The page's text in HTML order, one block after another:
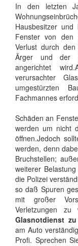
In den letzten
Hausbesitzer
Fenster von den
Verlust durch
Ärger und der
angerichtet
verursachter
umgestürzten
Fachmannes
Schäden an
werden um nicht
öffnen.Jedoch
werden, denn
Bruchstellen;
weiterer
die Polizei
so daß Spuren
mit großer
Verletzungen zu
Glasnotdienst
am Auto
Profi. Sprechen